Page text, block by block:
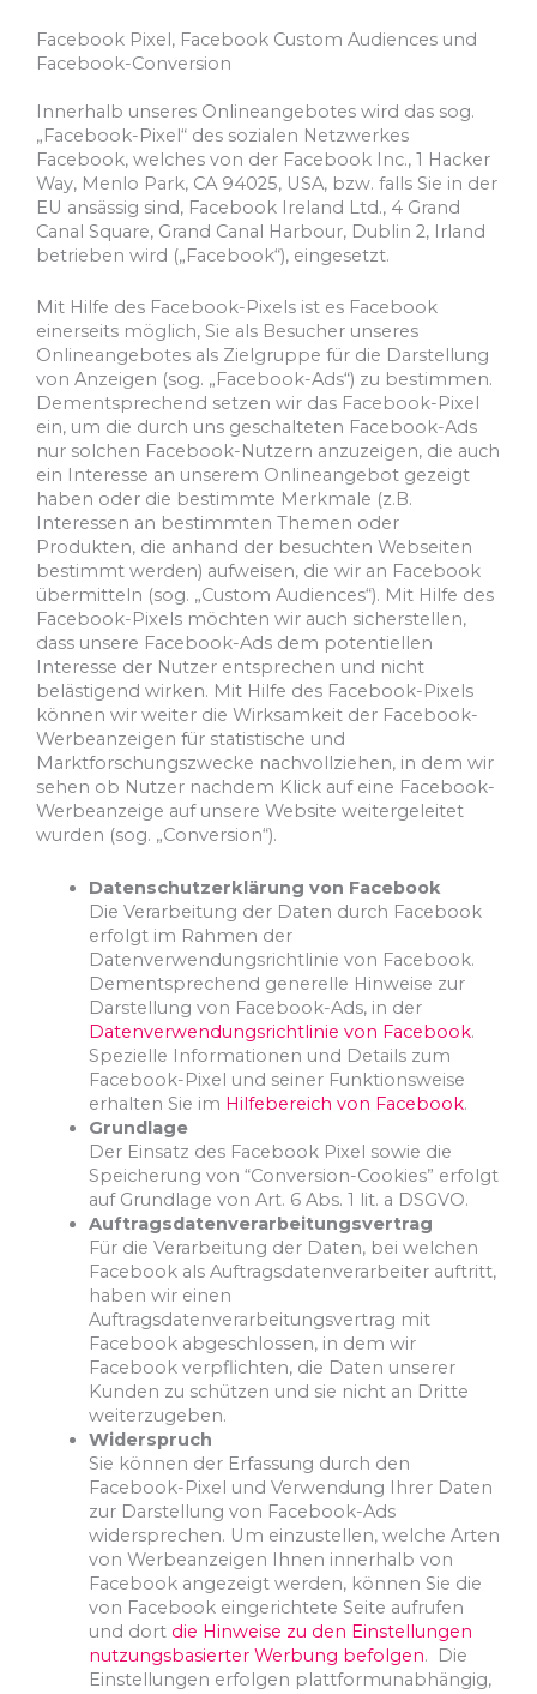
Facebook Pixel, Facebook Custom Audiences und
Facebook-Conversion
Innerhalb unseres Onlineangebotes wird das sog.
„Facebook-Pixel“ des sozialen Netzwerkes
Facebook, welches von der Facebook Inc., 1 Hacker
Way, Menlo Park, CA 94025, USA, bzw. falls Sie in der
EU ansässig sind, Facebook Ireland Ltd., 4 Grand
Canal Square, Grand Canal Harbour, Dublin 2, Irland
betrieben wird („Facebook“), eingesetzt.
Mit Hilfe des Facebook-Pixels ist es Facebook
einerseits möglich, Sie als Besucher unseres
Onlineangebotes als Zielgruppe für die Darstellung
von Anzeigen (sog. „Facebook-Ads“) zu bestimmen.
Dementsprechend setzen wir das Facebook-Pixel
ein, um die durch uns geschalteten Facebook-Ads
nur solchen Facebook-Nutzern anzuzeigen, die auch
ein Interesse an unserem Onlineangebot gezeigt
haben oder die bestimmte Merkmale (z.B.
Interessen an bestimmten Themen oder
Produkten, die anhand der besuchten Webseiten
bestimmt werden) aufweisen, die wir an Facebook
übermitteln (sog. „Custom Audiences“). Mit Hilfe des
Facebook-Pixels möchten wir auch sicherstellen,
dass unsere Facebook-Ads dem potentiellen
Interesse der Nutzer entsprechen und nicht
belästigend wirken. Mit Hilfe des Facebook-Pixels
können wir weiter die Wirksamkeit der Facebook-
Werbeanzeigen für statistische und
Marktforschungszwecke nachvollziehen, in dem wir
sehen ob Nutzer nachdem Klick auf eine Facebook-
Werbeanzeige auf unsere Website weitergeleitet
wurden (sog. „Conversion“).
Datenschutzerklärung von Facebook
Die Verarbeitung der Daten durch Facebook
erfolgt im Rahmen der
Datenverwendungsrichtlinie von Facebook.
Dementsprechend generelle Hinweise zur
Darstellung von Facebook-Ads, in der
Datenverwendungsrichtlinie von Facebook.
Spezielle Informationen und Details zum
Facebook-Pixel und seiner Funktionsweise
erhalten Sie im Hilfebereich von Facebook.
Grundlage
Der Einsatz des Facebook Pixel sowie die
Speicherung von “Conversion-Cookies” erfolgt
auf Grundlage von Art. 6 Abs. 1 lit. a DSGVO.
Auftragsdatenverarbeitungsvertrag
Für die Verarbeitung der Daten, bei welchen
Facebook als Auftragsdatenverarbeiter auftritt,
haben wir einen
Auftragsdatenverarbeitungsvertrag mit
Facebook abgeschlossen, in dem wir
Facebook verpflichten, die Daten unserer
Kunden zu schützen und sie nicht an Dritte
weiterzugeben.
Widerspruch
Sie können der Erfassung durch den
Facebook-Pixel und Verwendung Ihrer Daten
zur Darstellung von Facebook-Ads
widersprechen. Um einzustellen, welche Arten
von Werbeanzeigen Ihnen innerhalb von
Facebook angezeigt werden, können Sie die
von Facebook eingerichtete Seite aufrufen
und dort die Hinweise zu den Einstellungen
nutzungsbasierter Werbung befolgen. Die
Einstellungen erfolgen plattformunabhängig,